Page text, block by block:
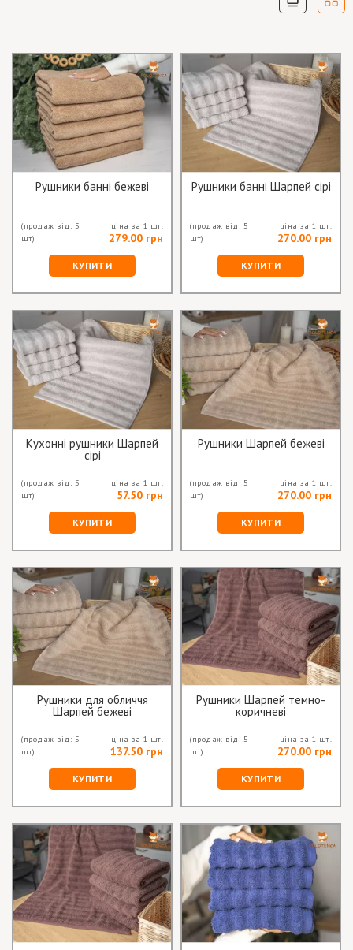
Рушники банні бежеві
(продаж від: 5
шт)
ціна за 1 шт.
279.00 грн
КУПИТИ
Рушники банні Шарпей сірі
(продаж від: 5
шт)
ціна за 1 шт.
270.00 грн
КУПИТИ
Кухонні рушники Шарпей
сірі
(продаж від: 5
шт)
ціна за 1 шт.
57.50 грн
КУПИТИ
Рушники Шарпей бежеві
(продаж від: 5
шт)
ціна за 1 шт.
270.00 грн
КУПИТИ
Рушники для обличчя
Шарпей бежеві
(продаж від: 5
шт)
ціна за 1 шт.
137.50 грн
КУПИТИ
Рушники Шарпей темно-
коричневі
(продаж від: 5
шт)
ціна за 1 шт.
270.00 грн
КУПИТИ